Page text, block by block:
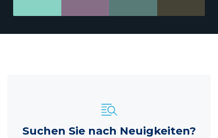
Suchen Sie nach Neuigkeiten?